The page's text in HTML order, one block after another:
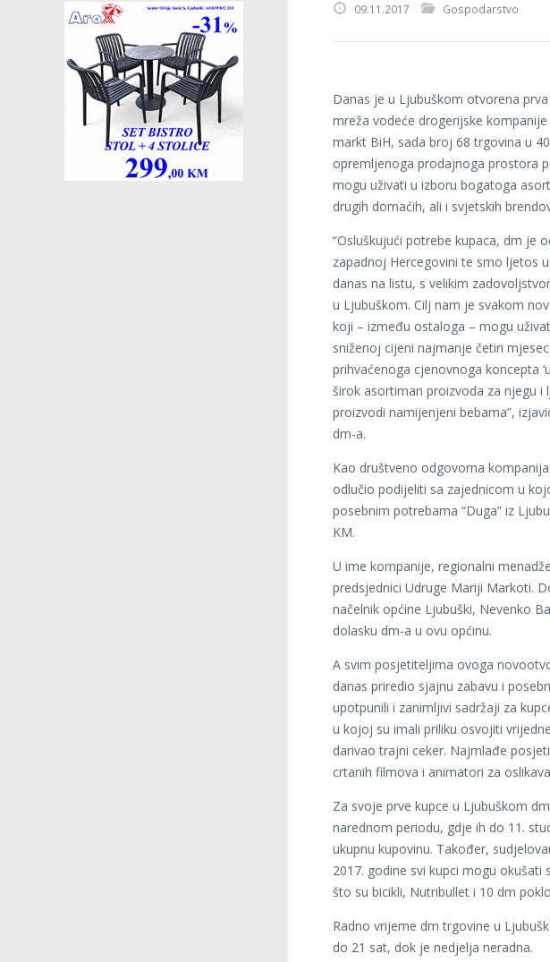
09.11.2017 Gospodarstvo
Danas je u Ljubuškom otvorena
mreža vodeće drogerijske
markt BiH, sada broj 68 trgovina u
opremljenoga prodajnoga prostora
mogu uživati u izboru bogatoga
drugih domaćih, ali i svjetskih
“Osluškujući potrebe kupaca, dm je
zapadnoj Hercegovini te smo ljetos
danas na listu, s velikim
u Ljubuškom. Cilj nam je svakom
koji – između ostaloga – mogu
sniženoj cijeni najmanje četiri
prihvaćenoga cjenovnoga koncepta
širok asortiman proizvoda za njegu i
proizvodi namijenjeni bebama”,
dm-a.
Kao društveno odgovorna
odlučio podijeliti sa zajednicom u
posebnim potrebama “Duga” iz
KM.
U ime kompanije, regionalni
predsjednici Udruge Mariji Markoti.
načelnik općine Ljubuški, Nevenko
dolasku dm-a u ovu općinu.
A svim posjetiteljima ovoga
danas priredio sjajnu zabavu i
upotpunili i zanimljivi sadržaji za
u kojoj su imali priliku osvojiti
darivao trajni ceker. Najmlađe
crtanih filmova i animatori za
Za svoje prve kupce u Ljubuškom
narednom periodu, gdje ih do 11.
ukupnu kupovinu. Također,
2017. godine svi kupci mogu
što su bicikli, Nutribullet i 10 dm
Radno vrijeme dm trgovine u
do 21 sat, dok je nedjelja neradna.